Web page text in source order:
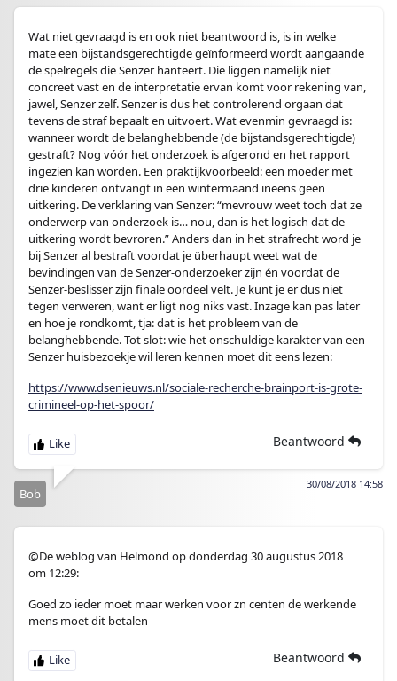
Wat niet gevraagd is en ook niet beantwoord is, is in welke
mate een bijstandsgerechtigde geïnformeerd wordt aangaande
de spelregels die Senzer hanteert. Die liggen namelijk niet
concreet vast en de interpretatie ervan komt voor rekening van,
jawel, Senzer zelf. Senzer is dus het controlerend orgaan dat
tevens de straf bepaalt en uitvoert. Wat evenmin gevraagd is:
wanneer wordt de belanghebbende (de bijstandsgerechtigde)
gestraft? Nog vóór het onderzoek is afgerond en het rapport
ingezien kan worden. Een praktijkvoorbeeld: een moeder met
drie kinderen ontvangt in een wintermaand ineens geen
uitkering. De verklaring van Senzer: “mevrouw weet toch dat ze
onderwerp van onderzoek is… nou, dan is het logisch dat de
uitkering wordt bevroren.” Anders dan in het strafrecht word je
bij Senzer al bestraft voordat je überhaupt weet wat de
bevindingen van de Senzer-onderzoeker zijn én voordat de
Senzer-beslisser zijn finale oordeel velt. Je kunt je er dus niet
tegen verweren, want er ligt nog niks vast. Inzage kan pas later
en hoe je rondkomt, tja: dat is het probleem van de
belanghebbende. Tot slot: wie het onschuldige karakter van een
Senzer huisbezoekje wil leren kennen moet dit eens lezen:
https://www.dsenieuws.nl/sociale-recherche-brainport-is-grote-
crimineel-op-het-spoor/
Beantwoord
30/08/2018 14:58
Bob
@De weblog van Helmond op donderdag 30 augustus 2018
om 12:29:
Goed zo ieder moet maar werken voor zn centen de werkende
mens moet dit betalen
Beantwoord